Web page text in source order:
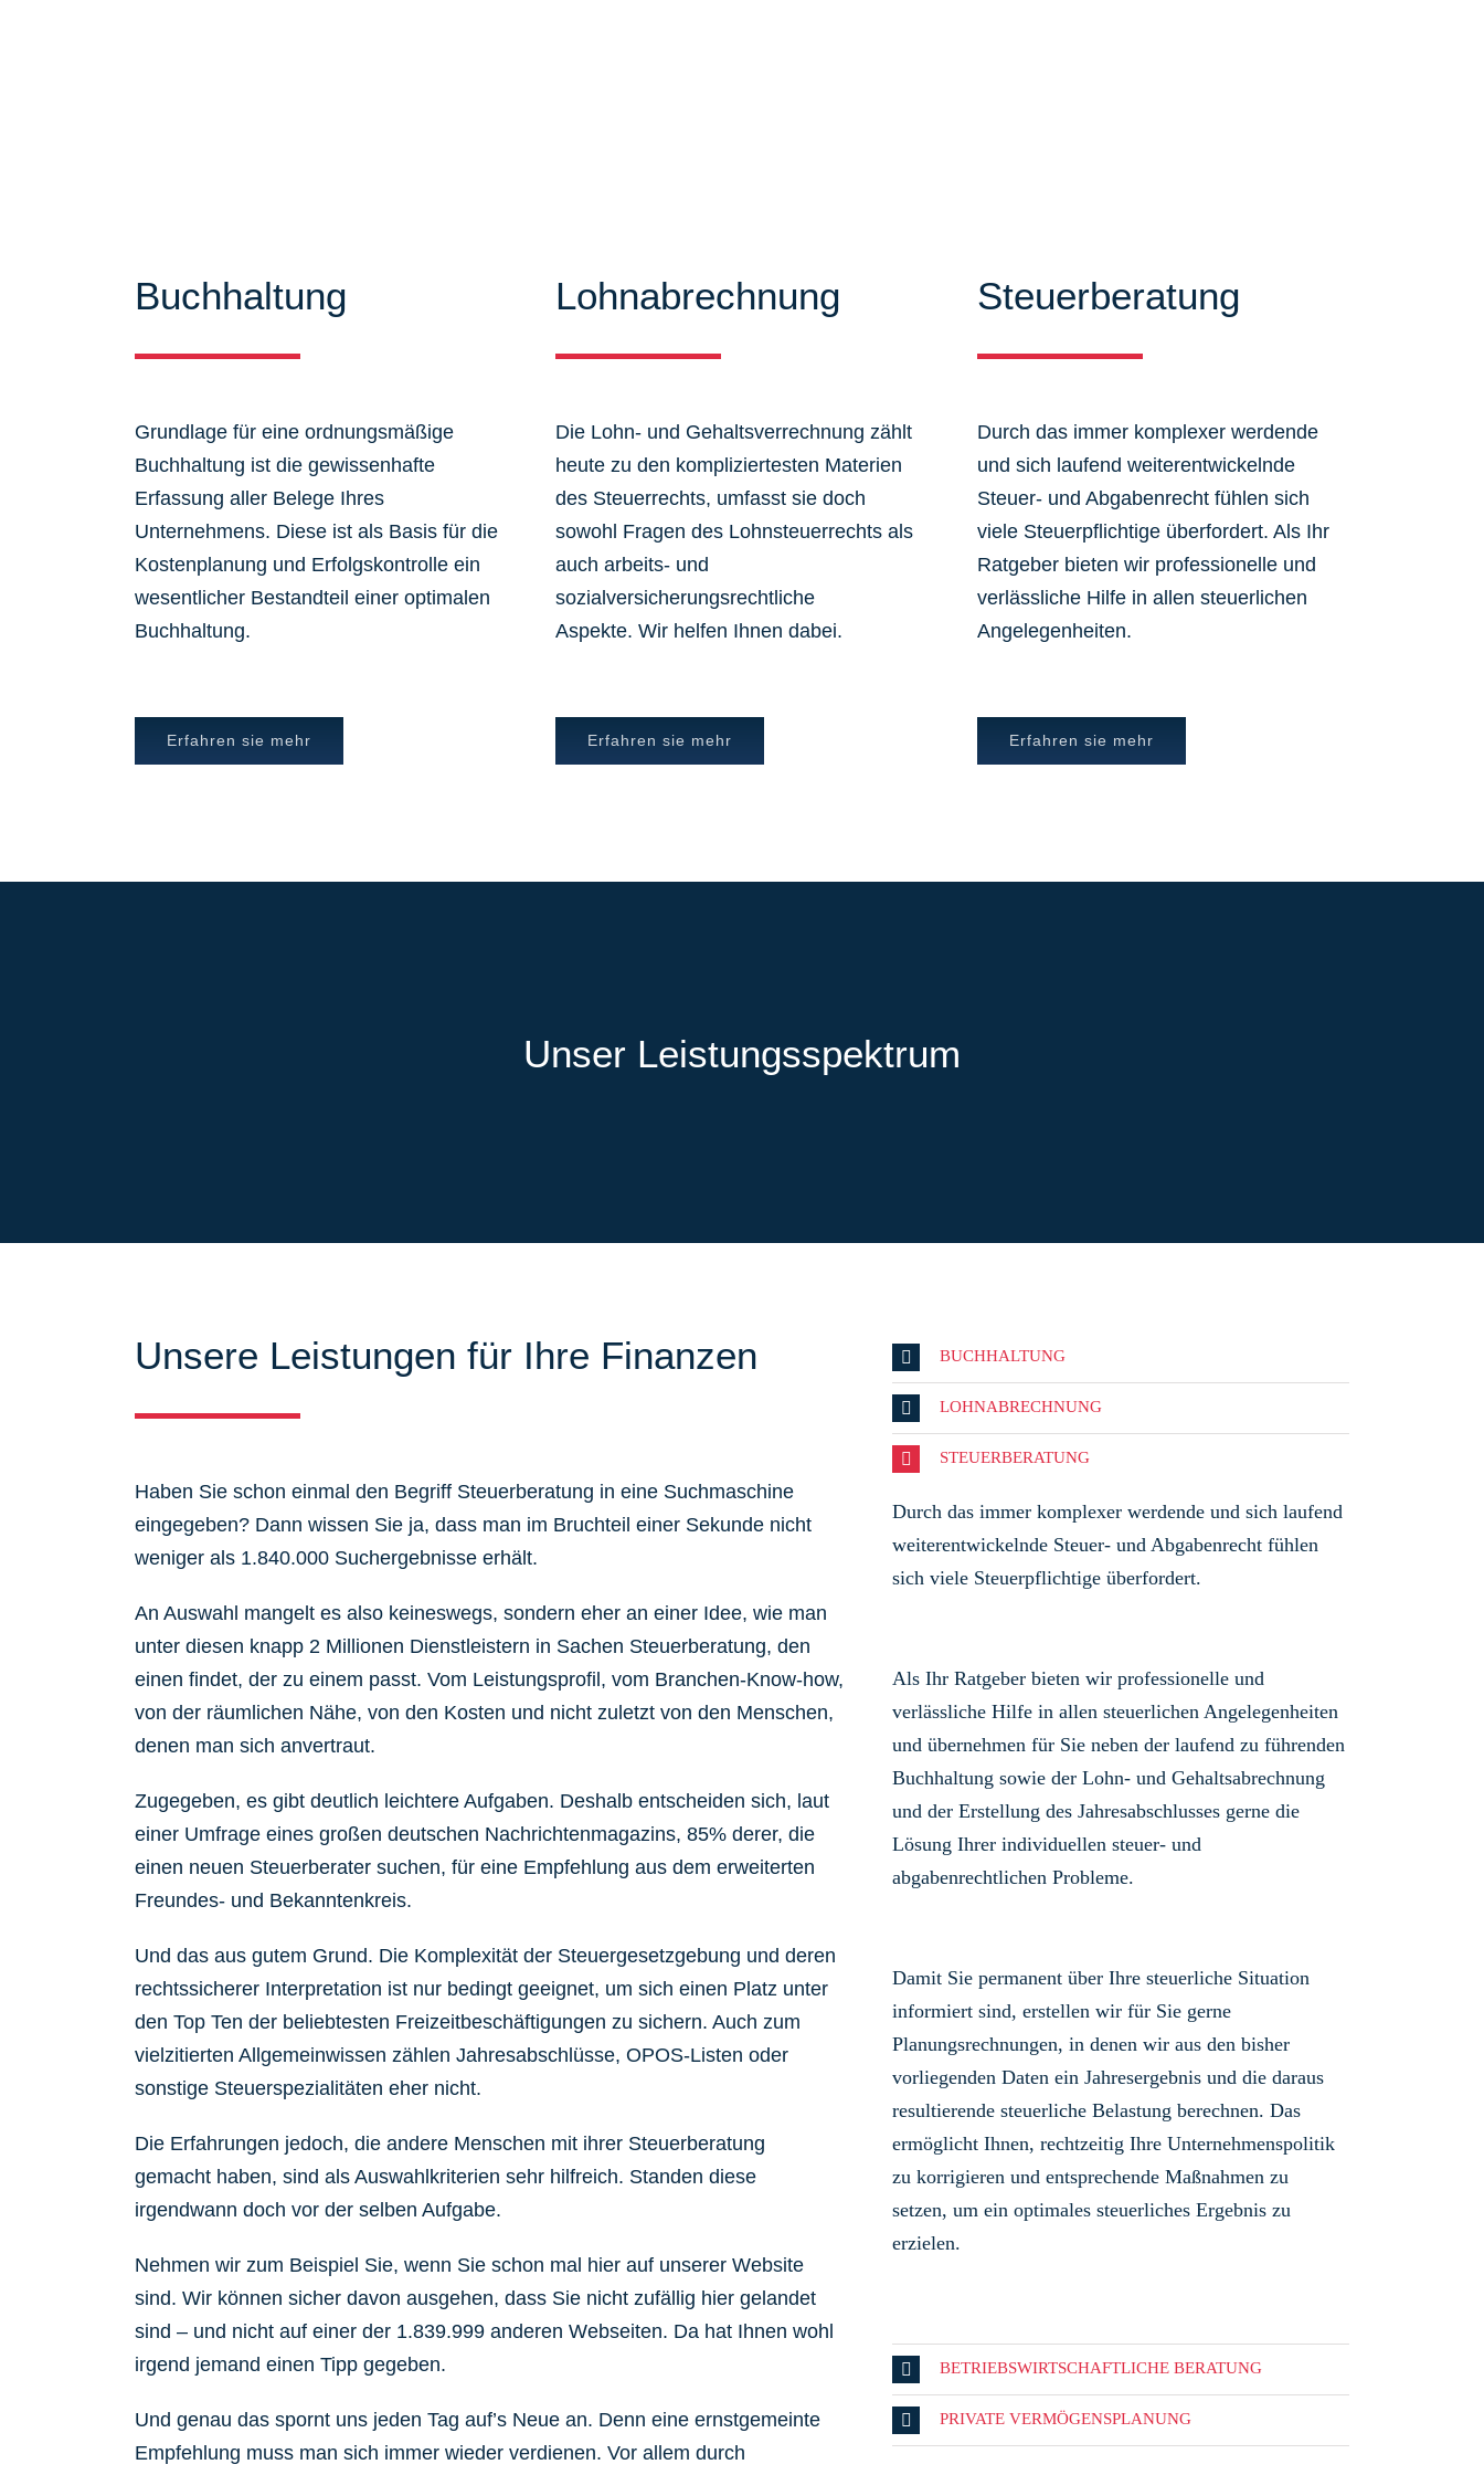
Buchhaltung
Grundlage für eine ordnungsmäßige
Buchhaltung ist die gewissenhafte
Erfassung aller Belege Ihres
Unternehmens. Diese ist als Basis für die
Kostenplanung und Erfolgskontrolle ein
wesentlicher Bestandteil einer optimalen
Buchhaltung.
Erfahren sie mehr
Lohnabrechnung
Die Lohn- und Gehaltsverrechnung zählt
heute zu den kompliziertesten Materien
des Steuerrechts, umfasst sie doch
sowohl Fragen des Lohnsteuerrechts als
auch arbeits- und
sozialversicherungsrechtliche
Aspekte. Wir helfen Ihnen dabei.
Erfahren sie mehr
Steuerberatung
Durch das immer komplexer werdende
und sich laufend weiterentwickelnde
Steuer- und Abgabenrecht fühlen sich
viele Steuerpflichtige überfordert. Als Ihr
Ratgeber bieten wir professionelle und
verlässliche Hilfe in allen steuerlichen
Angelegenheiten.
Erfahren sie mehr
Unser Leistungsspektrum
Unsere Leistungen für Ihre Finanzen
Haben Sie schon einmal den Begriff Steuerberatung in eine Suchmaschine
eingegeben? Dann wissen Sie ja, dass man im Bruchteil einer Sekunde nicht
weniger als 1.840.000 Suchergebnisse erhält.
An Auswahl mangelt es also keineswegs, sondern eher an einer Idee, wie man
unter diesen knapp 2 Millionen Dienstleistern in Sachen Steuerberatung, den
einen findet, der zu einem passt. Vom Leistungsprofil, vom Branchen-Know-how,
von der räumlichen Nähe, von den Kosten und nicht zuletzt von den Menschen,
denen man sich anvertraut.
Zugegeben, es gibt deutlich leichtere Aufgaben. Deshalb entscheiden sich, laut
einer Umfrage eines großen deutschen Nachrichtenmagazins, 85% derer, die
einen neuen Steuerberater suchen, für eine Empfehlung aus dem erweiterten
Freundes- und Bekanntenkreis.
Und das aus gutem Grund. Die Komplexität der Steuergesetzgebung und deren
rechtssicherer Interpretation ist nur bedingt geeignet, um sich einen Platz unter
den Top Ten der beliebtesten Freizeitbeschäftigungen zu sichern. Auch zum
vielzitierten Allgemeinwissen zählen Jahresabschlüsse, OPOS-Listen oder
sonstige Steuerspezialitäten eher nicht.
Die Erfahrungen jedoch, die andere Menschen mit ihrer Steuerberatung
gemacht haben, sind als Auswahlkriterien sehr hilfreich. Standen diese
irgendwann doch vor der selben Aufgabe.
Nehmen wir zum Beispiel Sie, wenn Sie schon mal hier auf unserer Website
sind. Wir können sicher davon ausgehen, dass Sie nicht zufällig hier gelandet
sind – und nicht auf einer der 1.839.999 anderen Webseiten. Da hat Ihnen wohl
irgend jemand einen Tipp gegeben.
Und genau das spornt uns jeden Tag auf’s Neue an. Denn eine ernstgemeinte
Empfehlung muss man sich immer wieder verdienen. Vor allem durch
BUCHHALTUNG
LOHNABRECHNUNG
STEUERBERATUNG
Durch das immer komplexer werdende und sich laufend
weiterentwickelnde Steuer- und Abgabenrecht fühlen
sich viele Steuerpflichtige überfordert.
Als Ihr Ratgeber bieten wir professionelle und
verlässliche Hilfe in allen steuerlichen Angelegenheiten
und übernehmen für Sie neben der laufend zu führenden
Buchhaltung sowie der Lohn- und Gehaltsabrechnung
und der Erstellung des Jahresabschlusses gerne die
Lösung Ihrer individuellen steuer- und
abgabenrechtlichen Probleme.
Damit Sie permanent über Ihre steuerliche Situation
informiert sind, erstellen wir für Sie gerne
Planungsrechnungen, in denen wir aus den bisher
vorliegenden Daten ein Jahresergebnis und die daraus
resultierende steuerliche Belastung berechnen. Das
ermöglicht Ihnen, rechtzeitig Ihre Unternehmenspolitik
zu korrigieren und entsprechende Maßnahmen zu
setzen, um ein optimales steuerliches Ergebnis zu
erzielen.
BETRIEBSWIRTSCHAFTLICHE BERATUNG
PRIVATE VERMÖGENSPLANUNG